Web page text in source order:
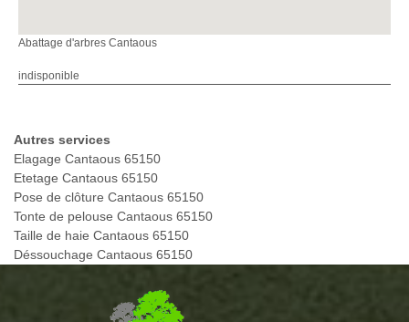
Abattage d'arbres Cantaous
indisponible
Autres services
Elagage Cantaous 65150
Etetage Cantaous 65150
Pose de clôture Cantaous 65150
Tonte de pelouse Cantaous 65150
Taille de haie Cantaous 65150
Déssouchage Cantaous 65150